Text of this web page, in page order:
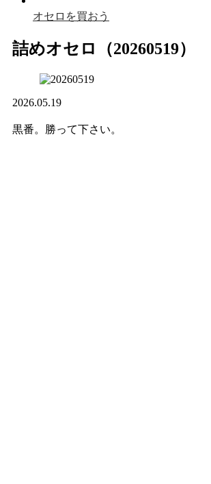
オセロを買おう
詰めオセロ（20260519）
2026.05.19
黒番。勝って下さい。